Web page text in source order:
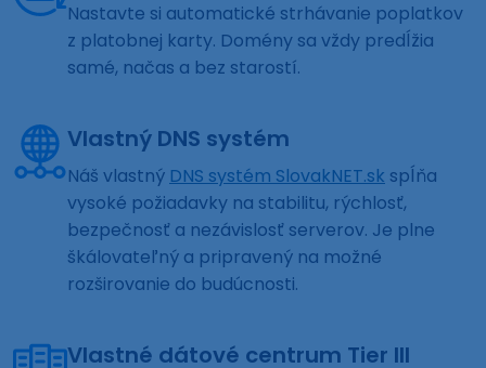
Nastavte si automatické strhávanie poplatkov
z platobnej karty. Domény sa vždy predĺžia
samé, načas a bez starostí.
Vlastný DNS systém
Náš vlastný DNS systém SlovakNET.sk spĺňa
vysoké požiadavky na stabilitu, rýchlosť,
bezpečnosť a nezávislosť serverov. Je plne
škálovateľný a pripravený na možné
rozširovanie do budúcnosti.
Vlastné dátové centrum Tier III